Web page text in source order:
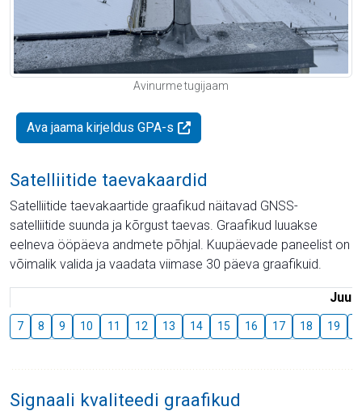
Avinurme tugijaam
Ava jaama kirjeldus GPA-s
Satelliitide taevakaardid
Satelliitide taevakaartide graafikud näitavad GNSS-
satelliitide suunda ja kõrgust taevas. Graafikud luuakse
eelneva ööpäeva andmete põhjal. Kuupäevade paneelist on
võimalik valida ja vaadata viimase 30 päeva graafikuid.
Juuli
7 8 9 10 11 12 13 14 15 16 17 18 19
Signaali kvaliteedi graafikud